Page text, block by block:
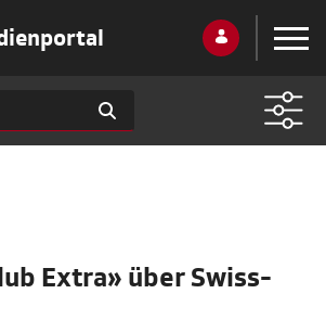
Extra» über Swiss-